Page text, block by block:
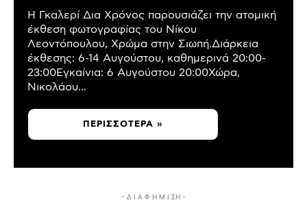
Η Γκαλερί Δια Χρόνος παρουσιάζει την ατομική
έκθεση φωτογραφίας του Νίκου
Λεοντόπουλου, Χρώμα στην Σιωπή.Διάρκεια
έκθεσης: 6-14 Αυγούστου, καθημερινά 20:00-
23:00Εγκαίνια: 6 Αυγούστου 20:00Χώρα,
Νικολάου...
ΠΕΡΙΣΣΌΤΕΡΑ »
- Δ Ι Α Φ Η Μ Ι ΣΗ -